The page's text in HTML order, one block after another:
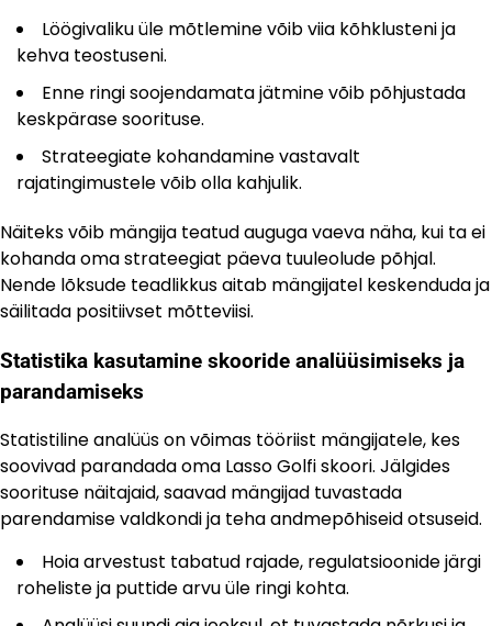
Löögivaliku üle mõtlemine võib viia kõhklusteni ja
kehva teostuseni.
Enne ringi soojendamata jätmine võib põhjustada
keskpärase soorituse.
Strateegiate kohandamine vastavalt
rajatingimustele võib olla kahjulik.
Näiteks võib mängija teatud auguga vaeva näha, kui ta ei
kohanda oma strateegiat päeva tuuleolude põhjal.
Nende lõksude teadlikkus aitab mängijatel keskenduda ja
säilitada positiivset mõtteviisi.
Statistika kasutamine skooride analüüsimiseks ja
parandamiseks
Statistiline analüüs on võimas tööriist mängijatele, kes
soovivad parandada oma Lasso Golfi skoori. Jälgides
soorituse näitajaid, saavad mängijad tuvastada
parendamise valdkondi ja teha andmepõhiseid otsuseid.
Hoia arvestust tabatud rajade, regulatsioonide järgi
roheliste ja puttide arvu üle ringi kohta.